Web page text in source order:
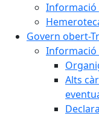
Informació
Govern obert-
Informació
Alts